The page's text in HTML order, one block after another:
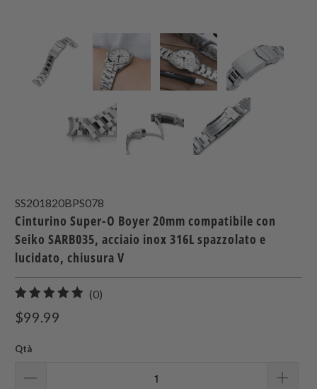
SS201820BPS078
Cinturino Super-O Boyer 20mm compatibile con
Seiko SARB035, acciaio inox 316L spazzolato e
lucidato, chiusura V
(0)
$99.99
Qtà